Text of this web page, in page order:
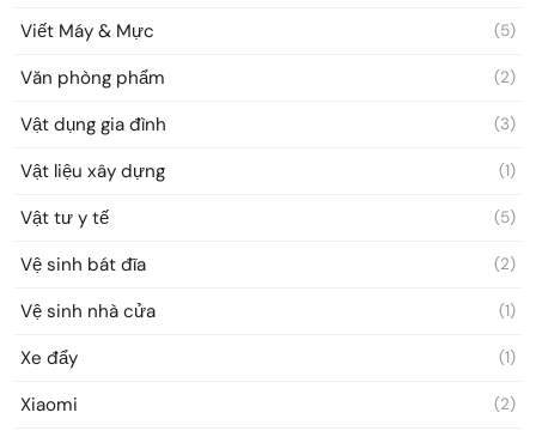
Viết Máy & Mực (5)
Văn phòng phẩm (2)
Vật dụng gia đình (3)
Vật liệu xây dựng (1)
Vật tư y tế (5)
Vệ sinh bát đĩa (2)
Vệ sinh nhà cửa (1)
Xe đẩy (1)
Xiaomi (2)